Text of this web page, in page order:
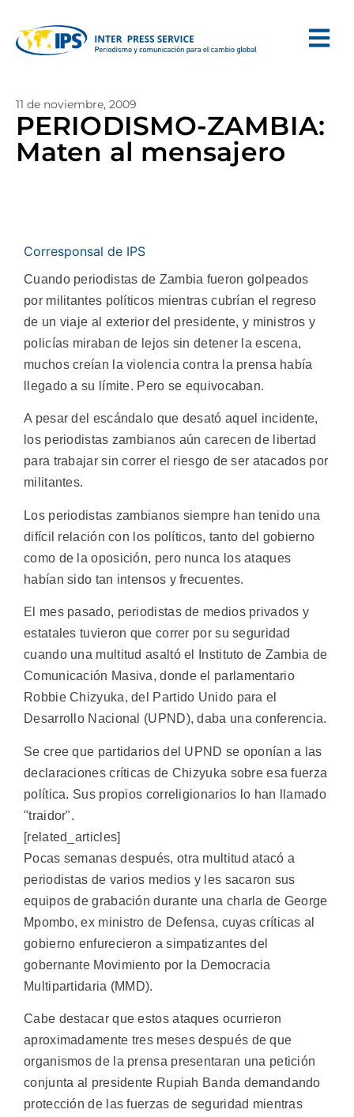
11 de noviembre, 2009
PERIODISMO-ZAMBIA:
Maten al mensajero
Corresponsal de IPS
Cuando periodistas de Zambia fueron golpeados
por militantes políticos mientras cubrían el regreso
de un viaje al exterior del presidente, y ministros y
policías miraban de lejos sin detener la escena,
muchos creían la violencia contra la prensa había
llegado a su límite. Pero se equivocaban.
A pesar del escándalo que desató aquel incidente,
los periodistas zambianos aún carecen de libertad
para trabajar sin correr el riesgo de ser atacados por
militantes.
Los periodistas zambianos siempre han tenido una
difícil relación con los políticos, tanto del gobierno
como de la oposición, pero nunca los ataques
habían sido tan intensos y frecuentes.
El mes pasado, periodistas de medios privados y
estatales tuvieron que correr por su seguridad
cuando una multitud asaltó el Instituto de Zambia de
Comunicación Masiva, donde el parlamentario
Robbie Chizyuka, del Partido Unido para el
Desarrollo Nacional (UPND), daba una conferencia.
Se cree que partidarios del UPND se oponían a las
declaraciones críticas de Chizyuka sobre esa fuerza
política. Sus propios correligionarios lo han llamado
"traidor".
[related_articles]
Pocas semanas después, otra multitud atacó a
periodistas de varios medios y les sacaron sus
equipos de grabación durante una charla de George
Mpombo, ex ministro de Defensa, cuyas críticas al
gobierno enfurecieron a simpatizantes del
gobernante Movimiento por la Democracia
Multipartidaria (MMD).
Cabe destacar que estos ataques ocurrieron
aproximadamente tres meses después de que
organismos de la prensa presentaran una petición
conjunta al presidente Rupiah Banda demandando
protección de las fuerzas de seguridad mientras